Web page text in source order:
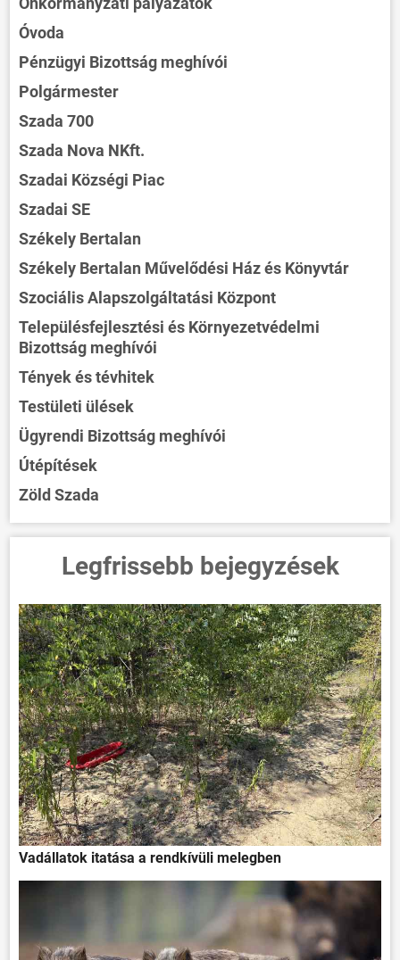
Óvoda
Pénzügyi Bizottság meghívói
Polgármester
Szada 700
Szada Nova NKft.
Szadai Községi Piac
Szadai SE
Székely Bertalan
Székely Bertalan Művelődési Ház és Könyvtár
Szociális Alapszolgáltatási Központ
Településfejlesztési és Környezetvédelmi
Bizottság meghívói
Tények és tévhitek
Testületi ülések
Ügyrendi Bizottság meghívói
Útépítések
Zöld Szada
Legfrissebb bejegyzések
Vadállatok itatása a rendkívüli melegben